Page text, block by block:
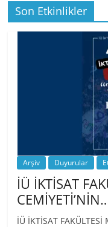
…
Son Etkinlikler
Arşiv Duyurular
İÜ İKTİSAT
İÜ İKTİSAT FAKÜLTESİ